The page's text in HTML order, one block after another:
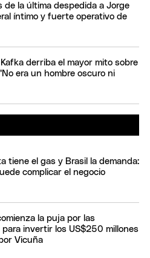
de la última despedida a Jorge
íntimo y fuerte operativo de
derriba el mayor mito sobre
era un hombre oscuro ni
tiene el gas y Brasil la demanda:
complicar el negocio
la puja por las
para invertir los US$250 millones
Vicuña